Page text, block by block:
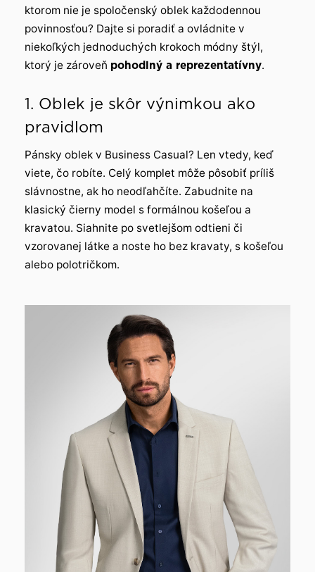
ktorom nie je spoločenský oblek každodennou
povinnosťou? Dajte si poradiť a ovládnite v
niekoľkých jednoduchých krokoch módny štýl,
ktorý je zároveň pohodlný a reprezentatívny.
1. Oblek je skôr výnimkou ako
pravidlom
Pánsky oblek v Business Casual? Len vtedy, keď
viete, čo robíte. Celý komplet môže pôsobiť príliš
slávnostne, ak ho neodľahčíte. Zabudnite na
klasický čierny model s formálnou košeľou a
kravatou. Siahnite po svetlejšom odtieni či
vzorovanej látke a noste ho bez kravaty, s košeľou
alebo polotričkom.